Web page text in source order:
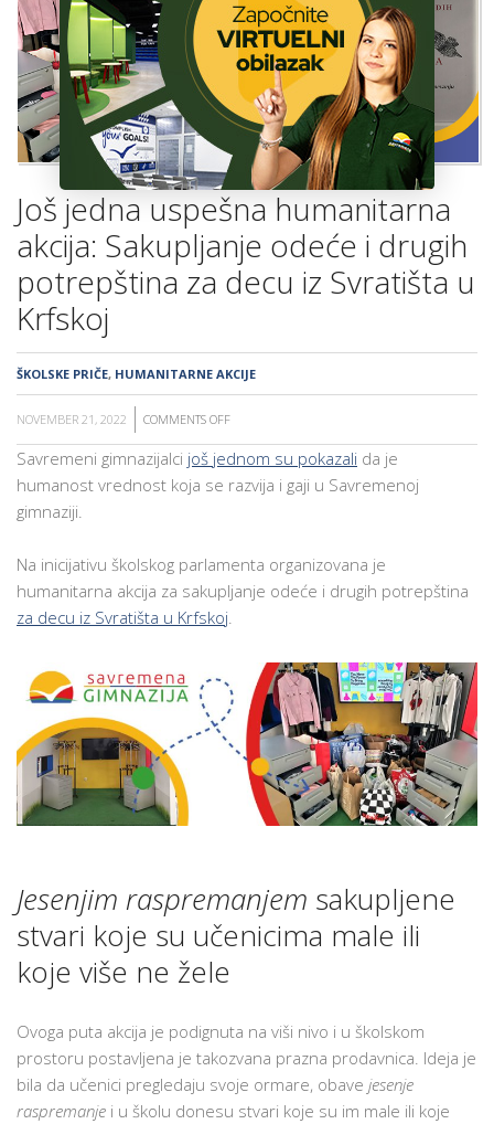
ŠKOLA
Još jedna uspešna humanitarna
akcija: Sakupljanje odeće i drugih
potrepština za decu iz Svratišta u
Krfskoj
ŠKOLSKE PRIČE, HUMANITARNE AKCIJE
NOVEMBER 21, 2022 COMMENTS OFF
JOŠ
JEDNA
USPEŠNA
SAKUPLJANJE
ODEĆE
POTREPŠTINA
ZA
DECU
SVRATIŠTA
Savremeni gimnazijalci još jednom su pokazali da je
humanost vrednost koja se razvija i gaji u Savremenoj
gimnaziji.
Na inicijativu školskog parlamenta organizovana je
humanitarna akcija za sakupljanje odeće i drugih potrepština
za decu iz Svratišta u Krfskoj.
Jesenjim raspremanjem sakupljene
stvari koje su učenicima male ili
koje više ne žele
Ovoga puta akcija je podignuta na viši nivo i u školskom
prostoru postavljena je takozvana prazna prodavnica. Ideja je
bila da učenici pregledaju svoje ormare, obave jesenje
raspremanje i u školu donesu stvari koje su im male ili koje